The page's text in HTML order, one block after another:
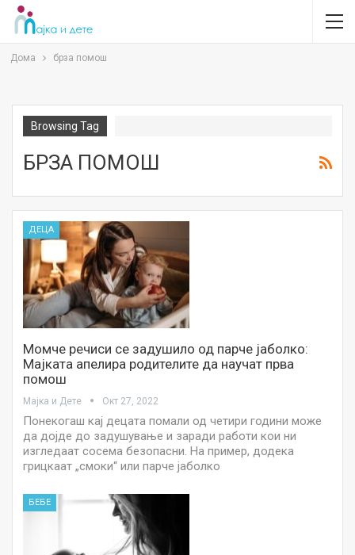
Дома брза помош
Browsing Tag
БРЗА ПОМОШ
ДЕЦА
Момче речиси се задушило од парче јаболко:
Мајката апелира родителите да научат прва
помош
Мајка и Дете Окт 27, 2022
Понекогаш кај децата помали од четири години може
да дојде до задушување и заради работи кои ни
изгледаат сосема безопасни. На пример, додека
грицкаат „смоки“ или парче јаболко
БЕБЕ